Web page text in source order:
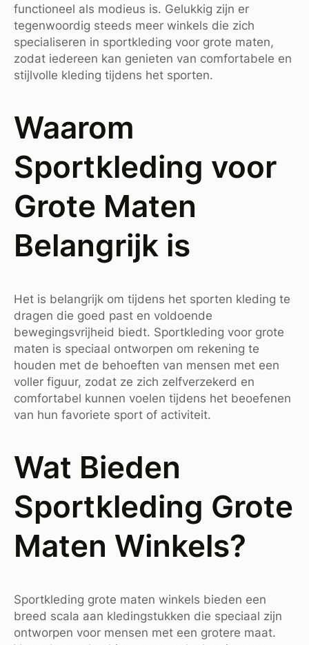
functioneel als modieus is. Gelukkig zijn er
tegenwoordig steeds meer winkels die zich
specialiseren in sportkleding voor grote maten,
zodat iedereen kan genieten van comfortabele en
stijlvolle kleding tijdens het sporten.
Waarom
Sportkleding voor
Grote Maten
Belangrijk is
Het is belangrijk om tijdens het sporten kleding te
dragen die goed past en voldoende
bewegingsvrijheid biedt. Sportkleding voor grote
maten is speciaal ontworpen om rekening te
houden met de behoeften van mensen met een
voller figuur, zodat ze zich zelfverzekerd en
comfortabel kunnen voelen tijdens het beoefenen
van hun favoriete sport of activiteit.
Wat Bieden
Sportkleding Grote
Maten Winkels?
Sportkleding grote maten winkels bieden een
breed scala aan kledingstukken die speciaal zijn
ontworpen voor mensen met een grotere maat.